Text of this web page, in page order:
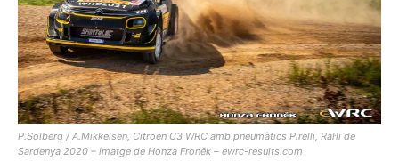
P.Solberg / A.Mikkelsen, Citroën C3 WRC amb pneumàtics Pirelli, Ral·li de
Sardenya 2020 – imatge de Honza Froněk – ewrc-results.com